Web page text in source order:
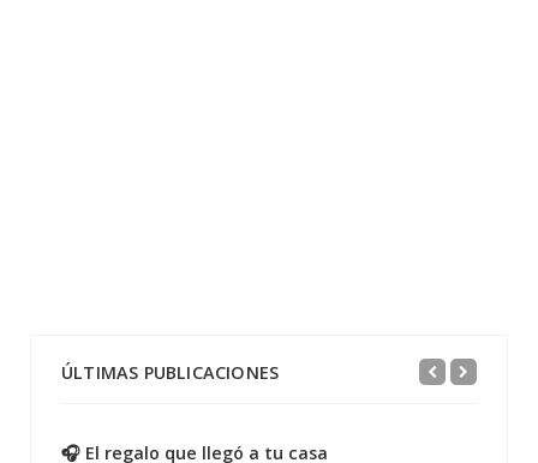
ÚLTIMAS PUBLICACIONES
🎧 El regalo que llegó a tu casa